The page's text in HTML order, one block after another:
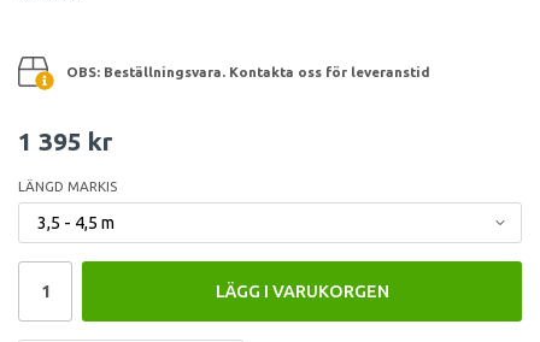
OBS: Beställningsvara. Kontakta oss för leveranstid
1 395 kr
LÄNGD MARKIS
LÄGG I VARUKORGEN